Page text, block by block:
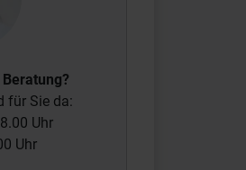
für Sie da:
Uhr
Uhr